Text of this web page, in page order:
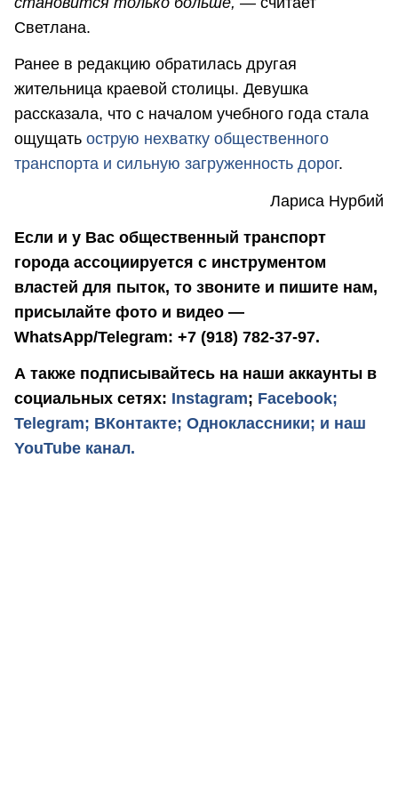
Светлана.
Ранее в редакцию обратилась другая
жительница краевой столицы. Девушка
рассказала, что с началом учебного года стала
ощущать острую нехватку общественного
транспорта и сильную загруженность дорог.
Лариса Нурбий
Если и у Вас общественный транспорт
города ассоциируется с инструментом
властей для пыток, то звоните и пишите нам,
присылайте фото и видео —
WhatsApp/Telegram: +7 (918) 782-37-97.
А также подписывайтесь на наши аккаунты в
социальных сетях: Instagram; Facebook;
Telegram; ВКонтакте; Одноклассники; и наш
YouTube канал.